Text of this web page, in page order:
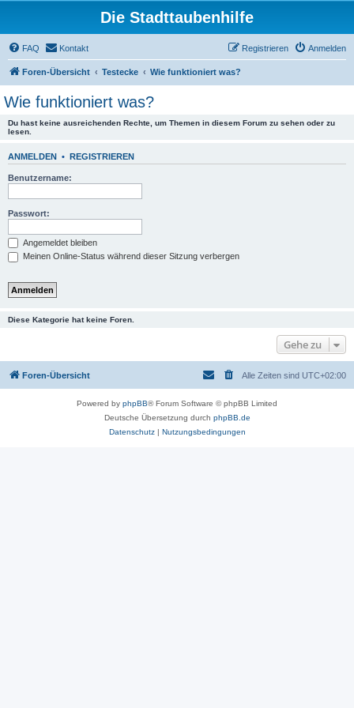
Die Stadttaubenhilfe
FAQ Kontakt Anmelden
Registrieren
Foren-Übersicht Testecke Wie funktioniert was?
Wie funktioniert was?
Du hast keine ausreichenden Rechte, um Themen in diesem Forum zu sehen oder zu
lesen.
ANMELDEN • REGISTRIEREN
Benutzername:
Passwort:
Angemeldet bleiben
Meinen Online-Status während dieser Sitzung verbergen
Diese Kategorie hat keine Foren.
Gehe zu
Foren-Übersicht Alle Zeiten sind UTC+02:00
Powered by phpBB® Forum Software © phpBB Limited
Deutsche Übersetzung durch phpBB.de
Datenschutz| Nutzungsbedingungen